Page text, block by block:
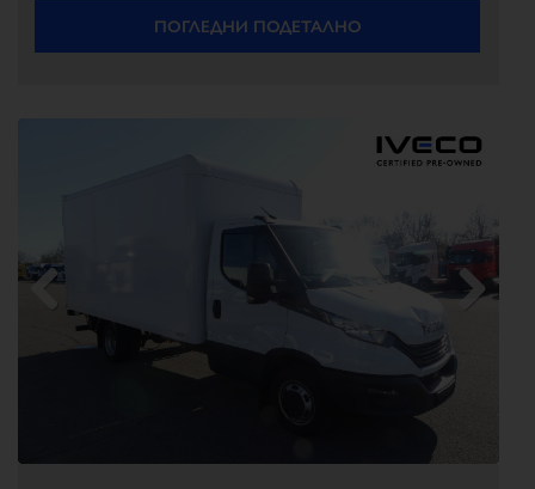
ПОГЛЕДНИ ПОДЕТАЛНО
Previous